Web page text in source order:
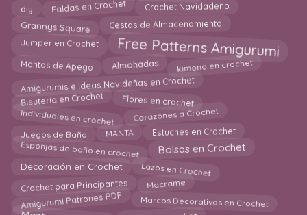
diy Faldas en Crochet Crochet Navidadeño
Grannys Square Cestas de Almacenamiento
Jumper en Crochet Free Patterns Amigurumi
Mantas de Apego Almohadas kimono en crochet
Amigurumis e Ideas Navideñas en Crochet
Bisutería en Crochet Flores en crochet
Individuales en crochet Corazones a Crochet
Juegos de Baño MANTA Estuches en Crochet
Esponjas de baño en crochet Bolsas en Crochet
Decoración en Crochet Lazos en Crochet
Crochet para Principantes Macrame
Amigurumi Patrones PDF Marcos Decorativos en Crochet